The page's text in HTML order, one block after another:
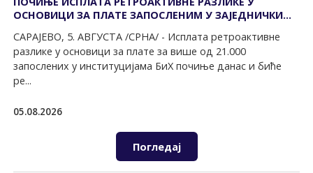
ОСНОВИЦИ ЗА ПЛАТЕ ЗАПОСЛЕНИМ У ЗАЈЕДНИЧКИМ
САРАЈЕВО, 5. АВГУСТА /СРНА/ - Исплата ретроактивне
разлике у основици за плате за више од 21.000
запослених у институцијама БиХ почиње данас и биће
ре...
05.08.2026
Погледај